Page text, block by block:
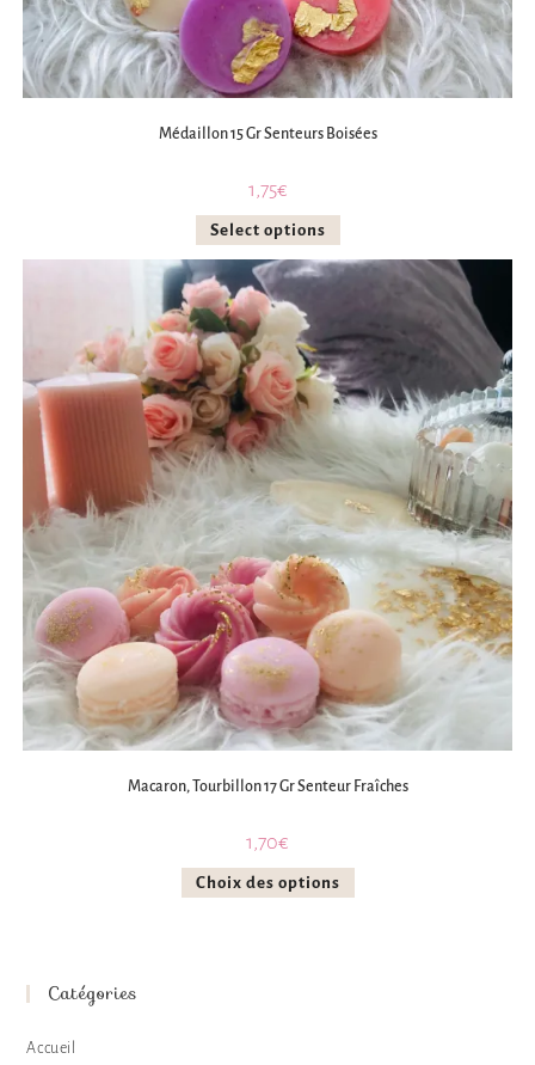
Médaillon 15 Gr Senteurs Boisées
1,75€
Select options
Macaron, Tourbillon 17 Gr Senteur Fraîches
1,70€
Choix des options
Catégories
Accueil